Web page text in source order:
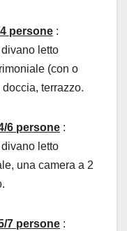
persone :
letto
(con o
terrazzo.
6 persone :
letto
una camera a 2
7 persone :